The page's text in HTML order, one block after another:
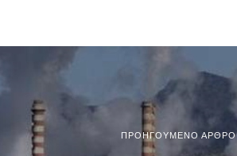
ΠΡΟΗΓΟΎΜΕΝΟ ΆΡΘΡΟ